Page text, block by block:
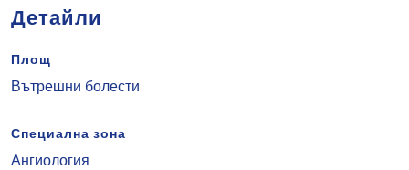
Детайли
Площ
Вътрешни болести
Специална зона
Ангиология